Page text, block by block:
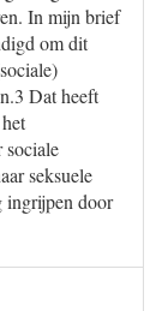
In mijn brief
om dit
Dat heeft
sociale
seksuele
ingrijpen door